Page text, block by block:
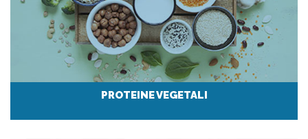
PROTEINE VEGETALI